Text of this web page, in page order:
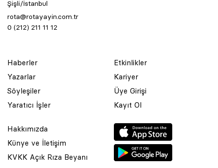
Şişli/İstanbul
rota@rotayayin.com.tr
0 (212) 211 11 12
Haberler
Yazarlar
Söyleşiler
Yaratıcı İşler
Etkinlikler
Kariyer
Üye Girişi
Kayıt Ol
Hakkımızda
Künye ve İletişim
KVKK Açık Rıza Beyanı